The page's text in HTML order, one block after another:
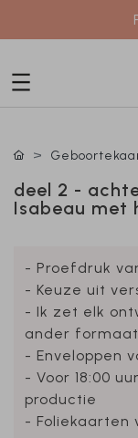
deel 2 -
Isabeau met
- Proefdruk
- Keuze uit
- Ik zet elk
ander formaat
- Enveloppen
- Voor 18:00
productie
- Foliekaarten